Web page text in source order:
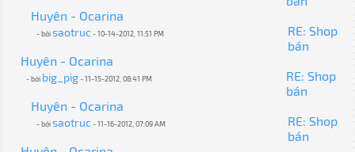
Huyên - Ocarina
- bởisaotruc- 10-14-2012, 11:51 PM
RE: Shop
bán
Huyên - Ocarina
- bởi big_pig- 11-15-2012, 08:41 PM
RE: Shop
bán
Huyên - Ocarina
- bởisaotruc- 11-16-2012, 07:09 AM
RE: Shop
bán